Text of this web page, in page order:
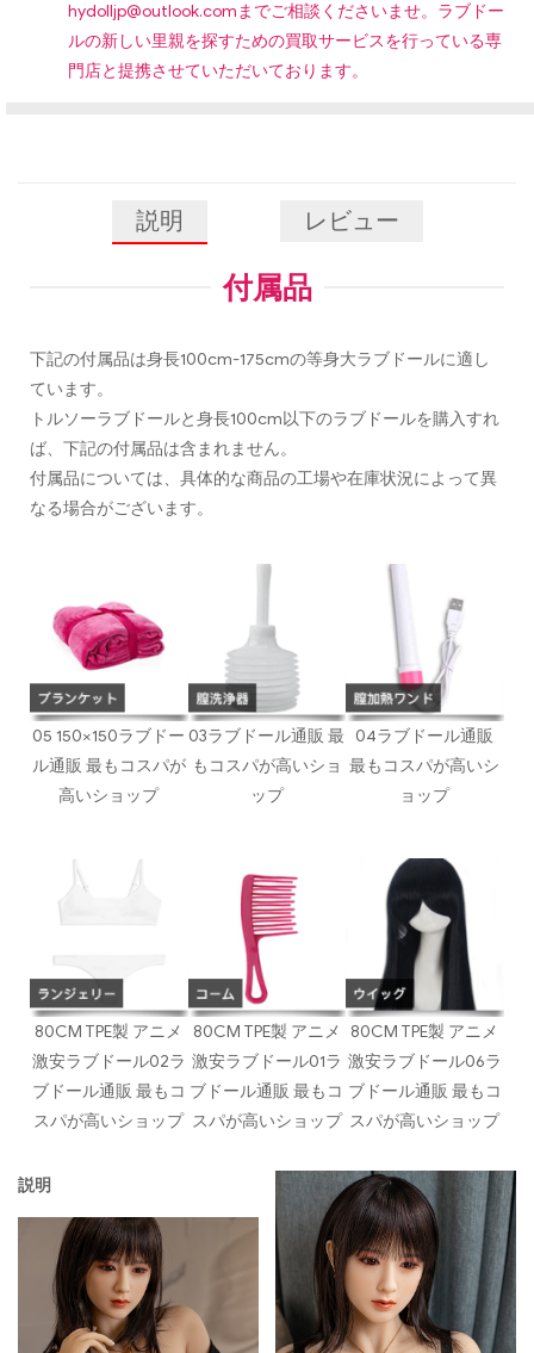
hydolljp@outlook.comまでご相談くださいませ。ラブドー
ルの新しい里親を探すための買取サービスを行っている専
門店と提携させていただいております。
説明 レビュー
付属品
下記の付属品は身長100cm-175cmの等身大ラブドールに適し
ています。
トルソーラブドールと身長100cm以下のラブドールを購入すれ
ば、下記の付属品は含まれません。
付属品については、具体的な商品の工場や在庫状況によって異
なる場合がございます。
05 150×150ラブドー
ル通販 最もコスパが
高いショップ
03ラブドール通販 最
もコスパが高いショ
ップ
04ラブドール通販
最もコスパが高いシ
ョップ
80CM TPE製 アニメ
激安ラブドール02ラ
ブドール通販 最もコ
スパが高いショップ
80CM TPE製 アニメ
激安ラブドール01ラ
ブドール通販 最もコ
スパが高いショップ
80CM TPE製 アニメ
激安ラブドール06ラ
ブドール通販 最もコ
スパが高いショップ
説明